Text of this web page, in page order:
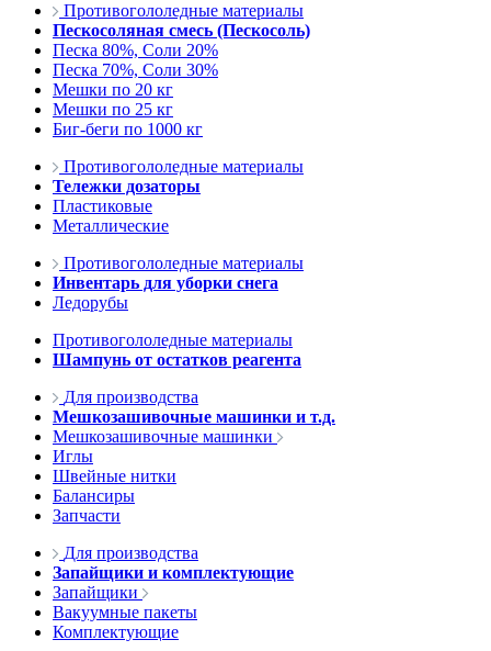
Противогололедные материалы
Пескосоляная смесь (Пескосоль)
Песка 80%, Соли 20%
Песка 70%, Соли 30%
Мешки по 20 кг
Мешки по 25 кг
Биг-беги по 1000 кг
Противогололедные материалы
Тележки дозаторы
Пластиковые
Металлические
Противогололедные материалы
Инвентарь для уборки снега
Ледорубы
Противогололедные материалы
Шампунь от остатков реагента
Для производства
Мешкозашивочные машинки и т.д.
Мешкозашивочные машинки
Иглы
Швейные нитки
Балансиры
Запчасти
Для производства
Запайщики и комплектующие
Запайщики
Вакуумные пакеты
Комплектующие